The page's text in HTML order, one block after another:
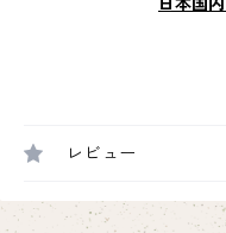
レビュー